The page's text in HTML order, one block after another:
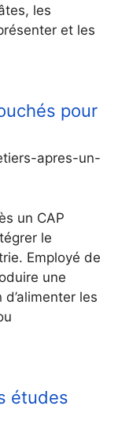
les
et les
pour
apres-un-
un CAP
le
Employé de
une
les
études